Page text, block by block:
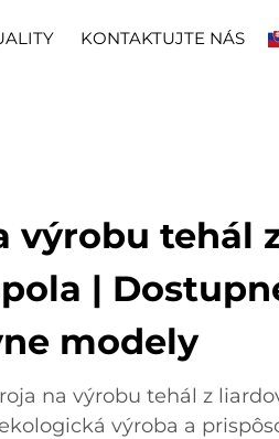
KONTAKTUJTE NÁS
výrobu tehál
|
modely
na výrobu tehál z
výroba a